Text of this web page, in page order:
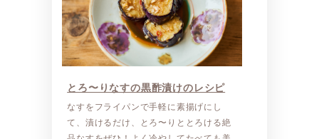
とろ〜りなすの黒酢漬けのレシピ
なすをフライパンで手軽に素揚げにし
て、漬けるだけ、とろ〜りととろける絶